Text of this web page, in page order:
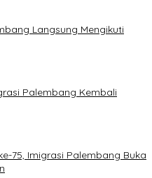
Langsung Mengikuti
Palembang Kembali
75, Imigrasi Palembang Buka